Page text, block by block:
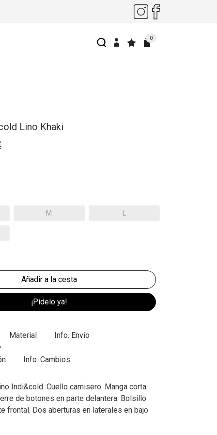
0
Lino Khaki
M
¡Pídelo ya!
Material Info. Envío
Info. Cambios
Indi&cold. Cuello camisero. Manga corta.
de botones en parte delantera. Bolsillo
frontal. Dos aberturas en laterales en bajo